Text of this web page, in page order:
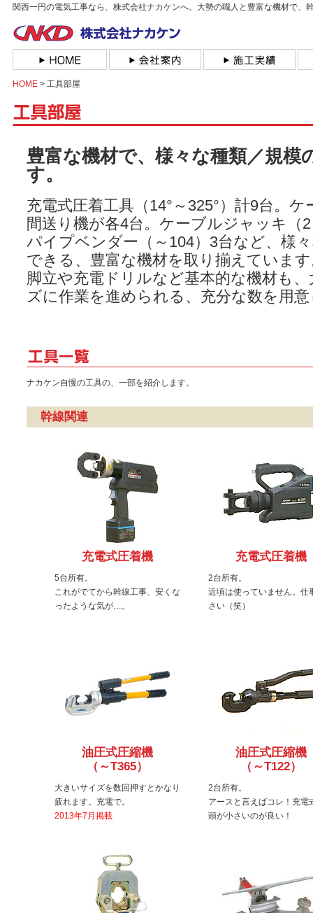
関西一円の電気工事なら、株式会社ナカケンへ。大勢の職人と豊富な機材で
HOME> 工具部屋
豊富な機材で、様々な種類／規模
す。
充電式圧着工具（14°～325°）計9台。
間送り機が各4台。ケーブルジャッキ（
パイプベンダー（～104）3台など、様
できる、豊富な機材を取り揃えていま
脚立や充電ドリルなど基本的な機材も
ズに作業を進められる、充分な数を用
ナカケン自慢の工具の、一部を紹介します。
幹線関連
充電式圧着機
5台所有。
これがでてから幹線工事、安くな
ったような気が…。
充電式圧着機
2台所有。
近頃は使っていません。仕
さい（笑）
油圧式圧縮機
（～T365）
大きいサイズを数回押すとかなり
疲れます。充電で。
2013年7月掲載
油圧式圧縮機
（～T122）
2台所有。
アースと言えばコレ！充電
頭が小さいのが良い！